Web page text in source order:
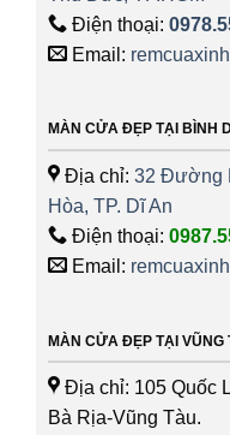
Điện thoại:
Email:
MÀN CỬA ĐẸP TẠI BÌNH
Địa chỉ: 32 Đường
Hòa, TP. Dĩ An
Điện thoại:
Email:
MÀN CỬA ĐẸP TẠI VŨNG
Địa chỉ: 105 Quốc
Bà Rịa-Vũng Tàu.